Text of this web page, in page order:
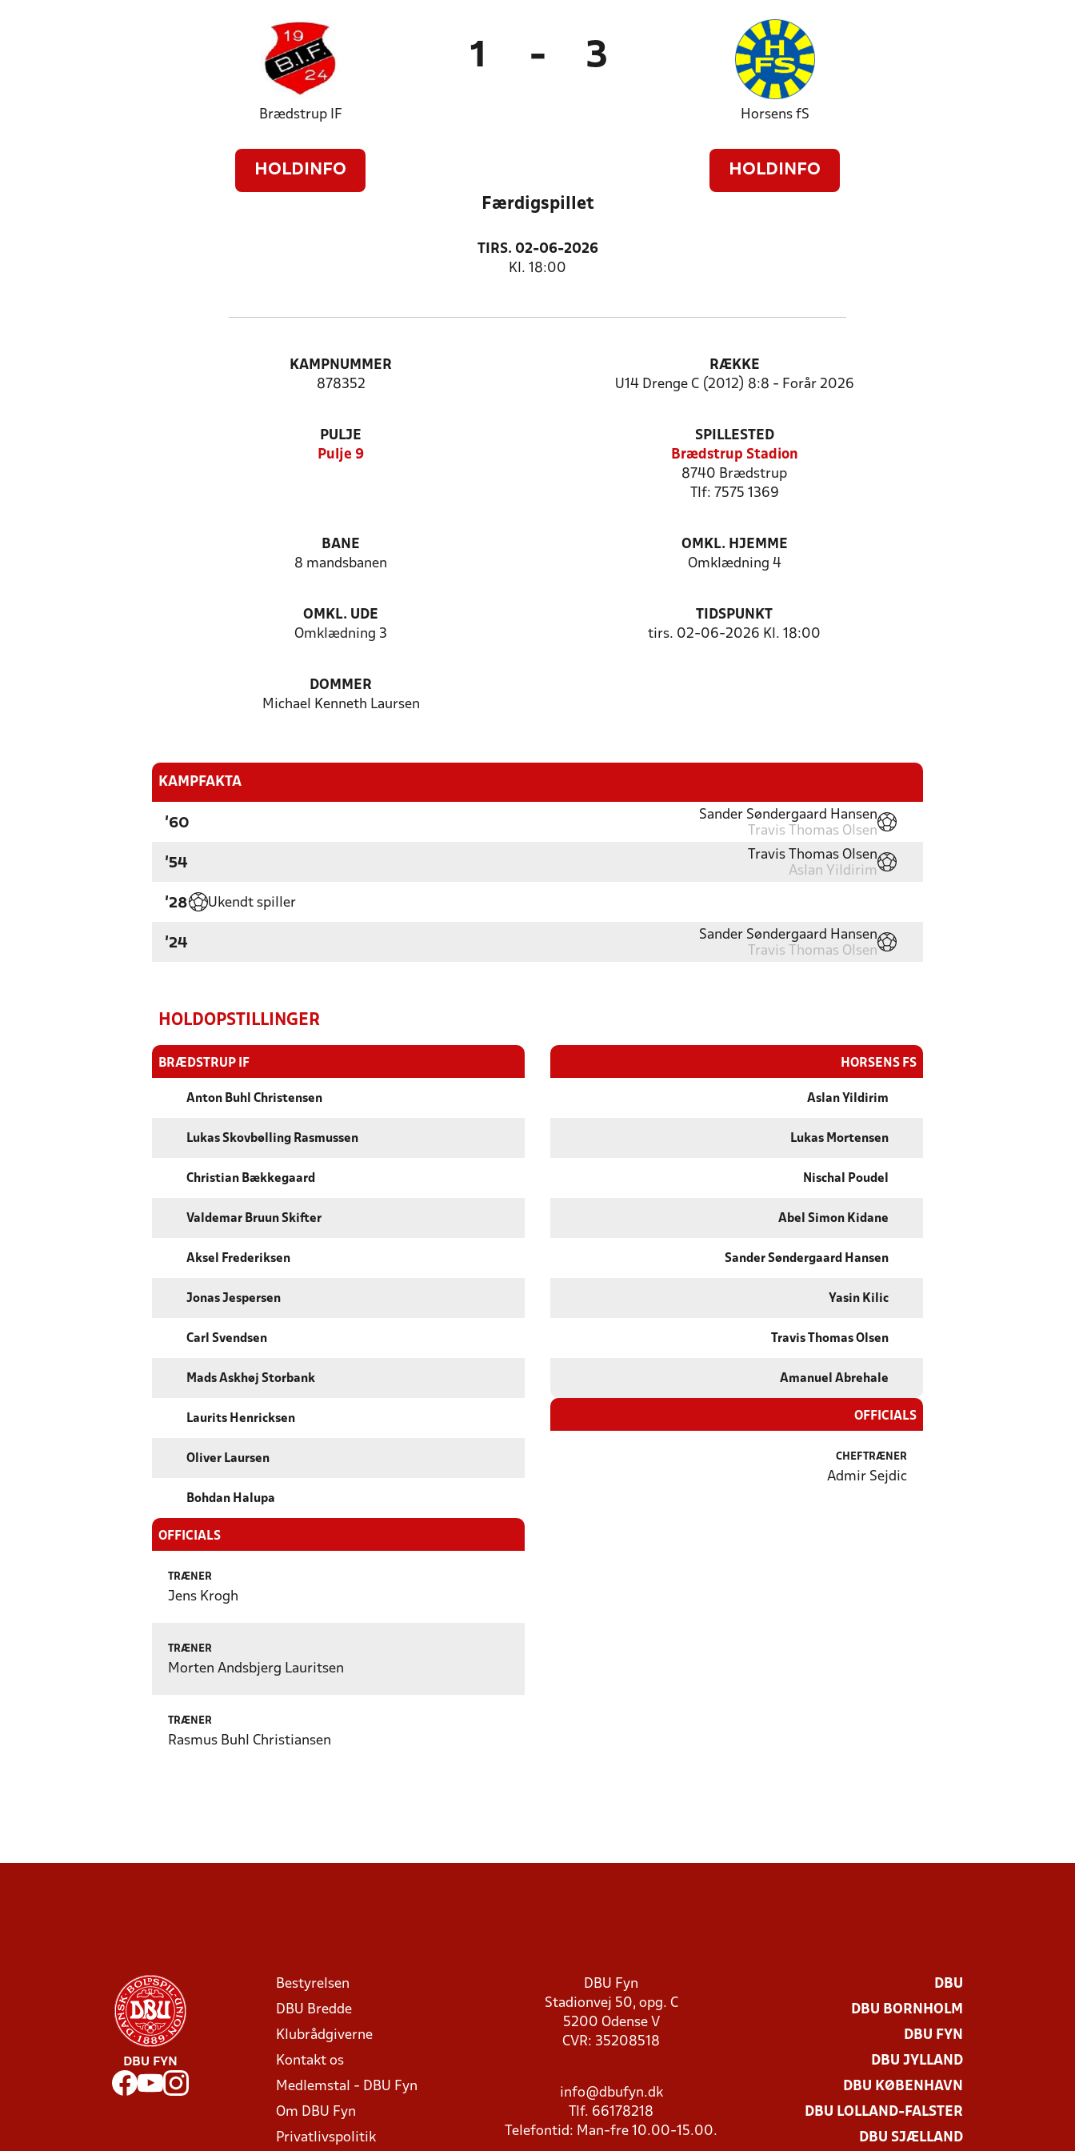
Brædstrup IF
HOLDINFO
1 - 3
Horsens fS
HOLDINFO
Færdigspillet
TIRS. 02-06-2026
Kl. 18:00
KAMPNUMMER
878352
RÆKKE
U14 Drenge C (2012) 8:8 - Forår 2026
PULJE
Pulje 9
SPILLESTED
Brædstrup Stadion
8740 Brædstrup
Tlf: 7575 1369
BANE
8 mandsbanen
OMKL. HJEMME
Omklædning 4
OMKL. UDE
Omklædning 3
TIDSPUNKT
tirs. 02-06-2026 Kl. 18:00
DOMMER
Michael Kenneth Laursen
KAMPFAKTA
'60
Sander Søndergaard Hansen
Travis Thomas Olsen
'54
Travis Thomas Olsen
Aslan Yildirim
'28 Ukendt spiller
'24
Sander Søndergaard Hansen
Travis Thomas Olsen
HOLDOPSTILLINGER
BRÆDSTRUP IF
Anton Buhl Christensen
Lukas Skovbølling Rasmussen
Christian Bækkegaard
Valdemar Bruun Skifter
Aksel Frederiksen
Jonas Jespersen
Carl Svendsen
Mads Askhøj Storbank
Laurits Henricksen
Oliver Laursen
Bohdan Halupa
OFFICIALS
TRÆNER
Jens Krogh
TRÆNER
Morten Andsbjerg Lauritsen
TRÆNER
Rasmus Buhl Christiansen
HORSENS FS
Aslan Yildirim
Lukas Mortensen
Nischal Poudel
Abel Simon Kidane
Sander Søndergaard Hansen
Yasin Kilic
Travis Thomas Olsen
Amanuel Abrehale
OFFICIALS
CHEFTRÆNER
Admir Sejdic
DBU FYN
Bestyrelsen
DBU Bredde
Klubrådgiverne
Kontakt os
Medlemstal - DBU Fyn
Om DBU Fyn
Privatlivspolitik
DBU Fyn
Stadionvej 50, opg. C
5200 Odense V
CVR: 35208518
info@dbufyn.dk
Tlf. 66178218
Telefontid: Man-fre 10.00-15.00.
DBU
DBU BORNHOLM
DBU FYN
DBU JYLLAND
DBU KØBENHAVN
DBU LOLLAND-FALSTER
DBU SJÆLLAND